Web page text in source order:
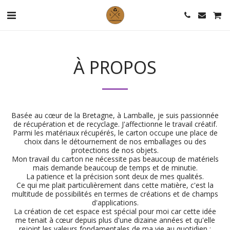
À PROPOS
Basée au cœur de la Bretagne, à Lamballe, je suis passionnée
de récupération et de recyclage. J'affectionne le travail créatif.
Parmi les matériaux récupérés, le carton occupe une place de
choix dans le détournement de nos emballages ou des
protections de nos objets.
Mon travail du carton ne nécessite pas beaucoup de matériels
mais demande beaucoup de temps et de minutie.
La patience et la précision sont deux de mes qualités.
Ce qui me plait particulièrement dans cette matière, c'est la
multitude de possibilités en termes de créations et de champs
d'applications.
La création de cet espace est spécial pour moi car cette idée
me tenait à cœur depuis plus d'une dizaine années et qu'elle